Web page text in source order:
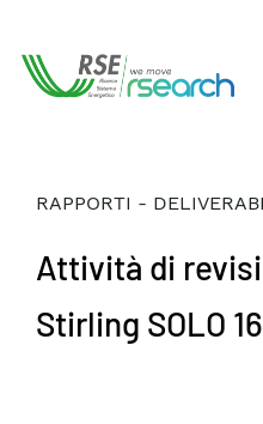
RAPPORTI -
Attività di
Stirling SOLO